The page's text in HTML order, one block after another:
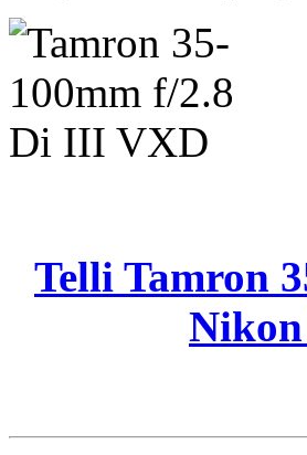
Telli Tamron